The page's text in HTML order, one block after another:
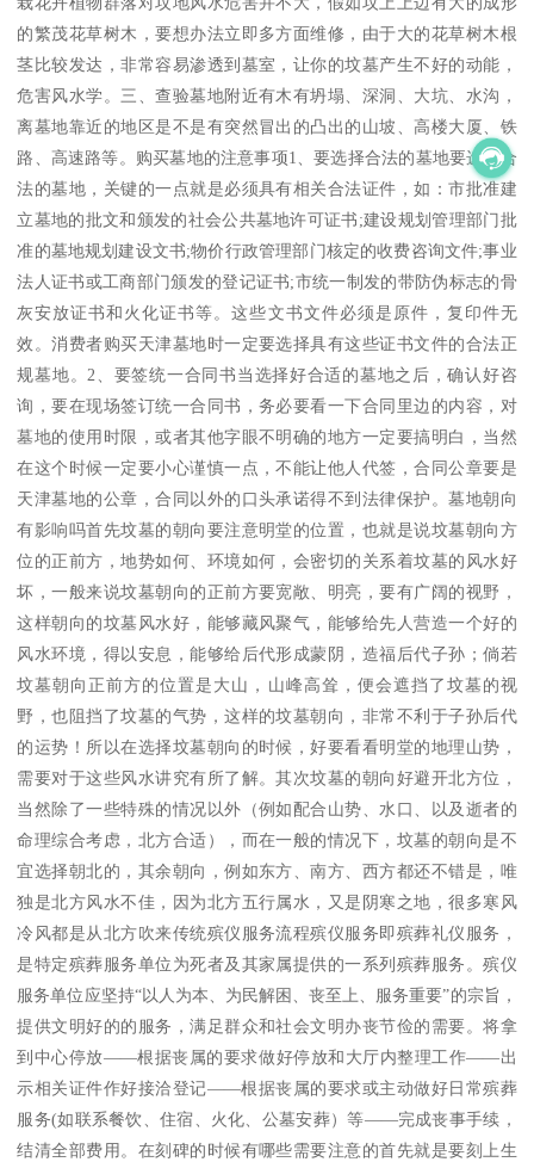
的繁茂花草树木，要想办法立即多方面维修，由于大的花草树木根
茎比较发达，非常容易渗透到墓室，让你的坟墓产生不好的动能，
危害风水学。三、查验墓地附近有木有坍塌、深洞、大坑、水沟，
离墓地靠近的地区是不是有突然冒出的凸出的山坡、高楼大厦、铁
路、高速路等。购买墓地的注意事项1、要选择合法的墓地要选择合
法的墓地，关键的一点就是必须具有相关合法证件，如：市批准建
立墓地的批文和颁发的社会公共墓地许可证书;建设规划管理部门批
准的墓地规划建设文书;物价行政管理部门核定的收费咨询文件;事业
法人证书或工商部门颁发的登记证书;市统一制发的带防伪标志的骨
灰安放证书和火化证书等。这些文书文件必须是原件，复印件无
效。消费者购买天津墓地时一定要选择具有这些证书文件的合法正
规墓地。2、要签统一合同书当选择好合适的墓地之后，确认好咨
询，要在现场签订统一合同书，务必要看一下合同里边的内容，对
墓地的使用时限，或者其他字眼不明确的地方一定要搞明白，当然
在这个时候一定要小心谨慎一点，不能让他人代签，合同公章要是
天津墓地的公章，合同以外的口头承诺得不到法律保护。墓地朝向
有影响吗首先坟墓的朝向要注意明堂的位置，也就是说坟墓朝向方
位的正前方，地势如何、环境如何，会密切的关系着坟墓的风水好
坏，一般来说坟墓朝向的正前方要宽敞、明亮，要有广阔的视野，
这样朝向的坟墓风水好，能够藏风聚气，能够给先人营造一个好的
风水环境，得以安息，能够给后代形成蒙阴，造福后代子孙；倘若
坟墓朝向正前方的位置是大山，山峰高耸，便会遮挡了坟墓的视
野，也阻挡了坟墓的气势，这样的坟墓朝向，非常不利于子孙后代
的运势！所以在选择坟墓朝向的时候，好要看看明堂的地理山势，
需要对于这些风水讲究有所了解。其次坟墓的朝向好避开北方位，
当然除了一些特殊的情况以外（例如配合山势、水口、以及逝者的
命理综合考虑，北方合适），而在一般的情况下，坟墓的朝向是不
宜选择朝北的，其余朝向，例如东方、南方、西方都还不错是，唯
独是北方风水不佳，因为北方五行属水，又是阴寒之地，很多寒风
冷风都是从北方吹来传统殡仪服务流程殡仪服务即殡葬礼仪服务，
是特定殡葬服务单位为死者及其家属提供的一系列殡葬服务。殡仪
服务单位应坚持“以人为本、为民解困、丧至上、服务重要”的宗旨，
提供文明好的的服务，满足群众和社会文明办丧节俭的需要。将拿
到中心停放——根据丧属的要求做好停放和大厅内整理工作——出
示相关证件作好接洽登记——根据丧属的要求或主动做好日常殡葬
服务(如联系餐饮、住宿、火化、公墓安葬）等——完成丧事手续，
结清全部费用。在刻碑的时候有哪些需要注意的首先就是要刻上生